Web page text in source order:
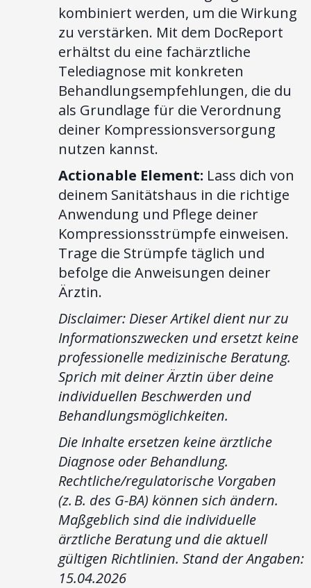
kombiniert werden, um die Wirkung
zu verstärken. Mit dem DocReport
erhältst du eine fachärztliche
Telediagnose mit konkreten
Behandlungsempfehlungen, die du
als Grundlage für die Verordnung
deiner Kompressionsversorgung
nutzen kannst.
Actionable Element: Lass dich von
deinem Sanitätshaus in die richtige
Anwendung und Pflege deiner
Kompressionsstrümpfe einweisen.
Trage die Strümpfe täglich und
befolge die Anweisungen deiner
Ärztin.
Disclaimer: Dieser Artikel dient nur zu
Informationszwecken und ersetzt keine
professionelle medizinische Beratung.
Sprich mit deiner Ärztin über deine
individuellen Beschwerden und
Behandlungsmöglichkeiten.
Die Inhalte ersetzen keine ärztliche
Diagnose oder Behandlung.
Rechtliche/regulatorische Vorgaben
(z. B. des G-BA) können sich ändern.
Maßgeblich sind die individuelle
ärztliche Beratung und die aktuell
gültigen Richtlinien. Stand der Angaben:
15.04.2026